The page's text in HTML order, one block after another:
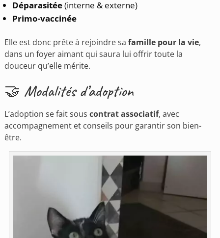
Déparasitée(interne & externe)
Primo-vaccinée
Elle est donc prête à rejoindre sa famille pour la vie,
dans un foyer aimant qui saura lui offrir toute la
douceur qu’elle mérite.
🤝 Modalités d’adoption
L’adoption se fait sous contrat associatif, avec
accompagnement et conseils pour garantir son bien-
être.